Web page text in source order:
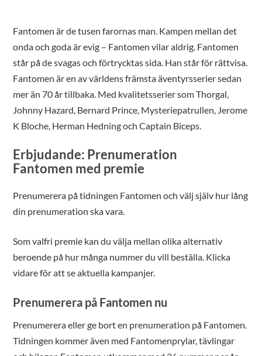
Fantomen är de tusen farornas man. Kampen mellan det
onda och goda är evig – Fantomen vilar aldrig. Fantomen
står på de svagas och förtrycktas sida. Han står för rättvisa.
Fantomen är en av världens främsta äventyrsserier sedan
mer än 70 år tillbaka. Med kvalitetsserier som Thorgal,
Johnny Hazard, Bernard Prince, Mysteriepatrullen, Jerome
K Bloche, Herman Hedning och Captain Biceps.
Erbjudande: Prenumeration
Fantomen med premie
Prenumerera på tidningen Fantomen och välj själv hur lång
din prenumeration ska vara.
Som valfri premie kan du välja mellan olika alternativ
beroende på hur många nummer du vill beställa. Klicka
vidare för att se aktuella kampanjer.
Prenumerera på Fantomen nu
Prenumerera eller ge bort en prenumeration på Fantomen.
Tidningen kommer även med Fantomenprylar, tävlingar